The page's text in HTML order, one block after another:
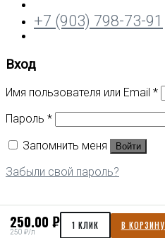
+7 (903) 798-73-91
Вход
Имя пользователя или Email *
Пароль *
Запомнить меня
Войти
Забыли свой пароль?
250.00 ₽
250 ₽/л
1 КЛИК В КОРЗИНУ